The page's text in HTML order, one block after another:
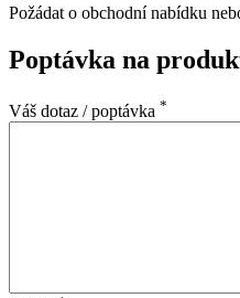
Požádat o obchodní nabídku
Poptávka na
Váš dotaz / poptávka *